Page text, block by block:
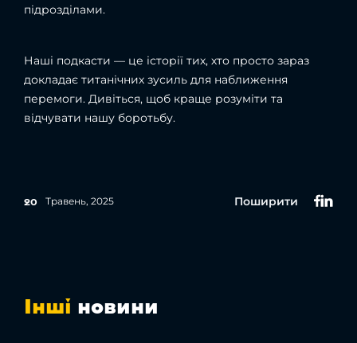
20 Травень, 2025
підрозділами.
Наші подкасти — це історії тих, хто просто зараз
докладає титанічних зусиль для наближення
перемоги. Дивіться, щоб краще розуміти та
відчувати нашу боротьбу.
Поширити
Інші новини